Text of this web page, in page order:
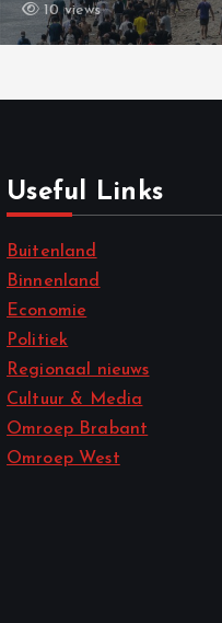
13 views
Useful Links
Buitenland
Binnenland
Economie
Politiek
Regionaal nieuws
Cultuur & Media
Omroep Brabant
Omroep West